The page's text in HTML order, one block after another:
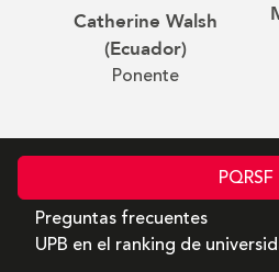
Catherine Walsh
(Ecuador)
Ponente
PQRSF
Preguntas frecuentes
UPB en el ranking de